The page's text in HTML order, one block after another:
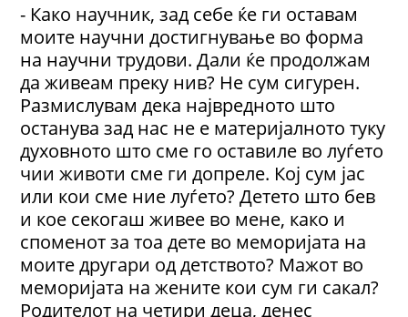
- Како научник, зад себе ќе ги оставам
моите научни достигнување во форма
на научни трудови. Дали ќе продолжам
да живеам преку нив? Не сум сигурен.
Размислувам дека највредното што
останува зад нас не е материјалното туку
духовното што сме го оставиле во луѓето
чии животи сме ги допреле. Кој сум јас
или кои сме ние луѓето? Детето што бев
и кое секогаш живее во мене, како и
споменот за тоа дете во меморијата на
моите другари од детството? Мажот во
меморијата на жените кои сум ги сакал?
Родителот на четири деца, денес